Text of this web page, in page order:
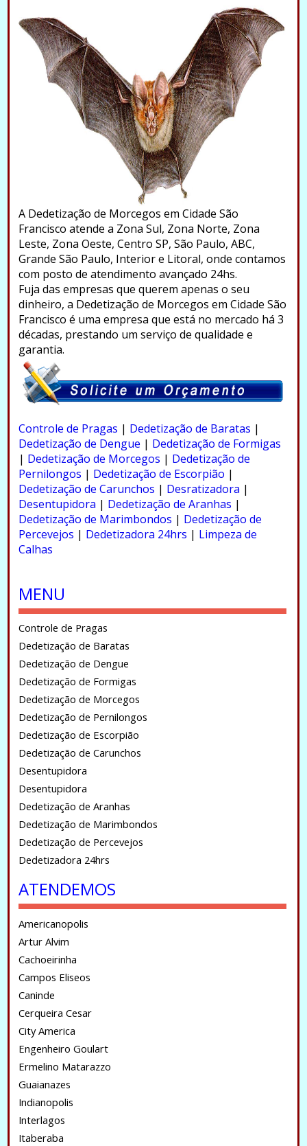
A Dedetização de Morcegos em Cidade São
Francisco atende a Zona Sul, Zona Norte, Zona
Leste, Zona Oeste, Centro SP, São Paulo, ABC,
Grande São Paulo, Interior e Litoral, onde contamos
com posto de atendimento avançado 24hs.
Fuja das empresas que querem apenas o seu
dinheiro, a Dedetização de Morcegos em Cidade São
Francisco é uma empresa que está no mercado há 3
décadas, prestando um serviço de qualidade e
garantia.
Controle de Pragas | Dedetização de Baratas |
Dedetização de Dengue | Dedetização de Formigas
| Dedetização de Morcegos | Dedetização de
Pernilongos | Dedetização de Escorpião |
Dedetização de Carunchos | Desratizadora |
Desentupidora | Dedetização de Aranhas |
Dedetização de Marimbondos | Dedetização de
Percevejos | Dedetizadora 24hrs | Limpeza de
Calhas
MENU
Controle de Pragas
Dedetização de Baratas
Dedetização de Dengue
Dedetização de Formigas
Dedetização de Morcegos
Dedetização de Pernilongos
Dedetização de Escorpião
Dedetização de Carunchos
Desentupidora
Desentupidora
Dedetização de Aranhas
Dedetização de Marimbondos
Dedetização de Percevejos
Dedetizadora 24hrs
ATENDEMOS
Americanopolis
Artur Alvim
Cachoeirinha
Campos Eliseos
Caninde
Cerqueira Cesar
City America
Engenheiro Goulart
Ermelino Matarazzo
Guaianazes
Indianopolis
Interlagos
Itaberaba